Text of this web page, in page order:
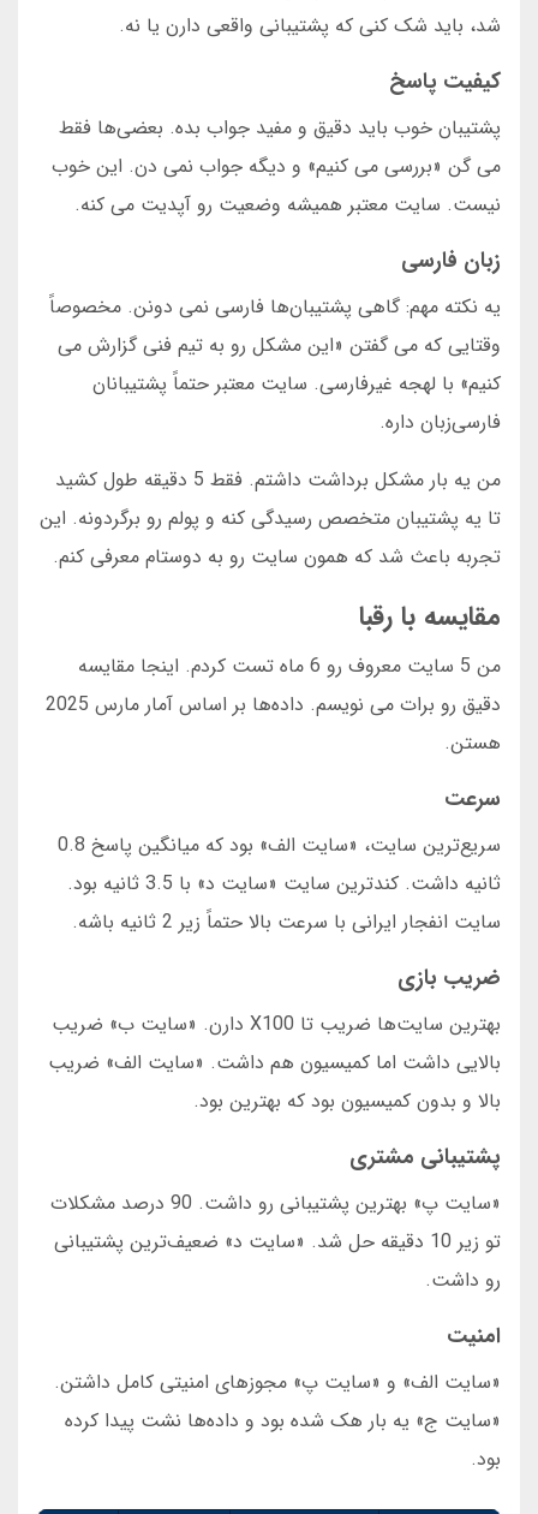
شد، باید شک کنی که پشتیبانی واقعی دارن یا نه.
کیفیت پاسخ
پشتیبان خوب باید دقیق و مفید جواب بده. بعضی‌ها فقط
می گن «بررسی می کنیم» و دیگه جواب نمی دن. این خوب
نیست. سایت معتبر همیشه وضعیت رو آپدیت می کنه.
زبان فارسی
یه نکته مهم: گاهی پشتیبان‌ها فارسی نمی دونن. مخصوصاً
وقتایی که می گفتن «این مشکل رو به تیم فنی گزارش می
کنیم» با لهجه غیرفارسی. سایت معتبر حتماً پشتیبانان
فارسی‌زبان داره.
من یه بار مشکل برداشت داشتم. فقط 5 دقیقه طول کشید
تا یه پشتیبان متخصص رسیدگی کنه و پولم رو برگردونه. این
تجربه باعث شد که همون سایت رو به دوستام معرفی کنم.
مقایسه با رقبا
من 5 سایت معروف رو 6 ماه تست کردم. اینجا مقایسه
دقیق رو برات می نویسم. داده‌ها بر اساس آمار مارس 2025
هستن.
سرعت
سریع‌ترین سایت، «سایت الف» بود که میانگین پاسخ 0.8
ثانیه داشت. کندترین سایت «سایت د» با 3.5 ثانیه بود.
سایت انفجار ایرانی با سرعت بالا حتماً زیر 2 ثانیه باشه.
ضریب بازی
بهترین سایت‌ها ضریب تا X100 دارن. «سایت ب» ضریب
بالایی داشت اما کمیسیون هم داشت. «سایت الف» ضریب
بالا و بدون کمیسیون بود که بهترین بود.
پشتیبانی مشتری
«سایت پ» بهترین پشتیبانی رو داشت. 90 درصد مشکلات
تو زیر 10 دقیقه حل شد. «سایت د» ضعیف‌ترین پشتیبانی
رو داشت.
امنیت
«سایت الف» و «سایت پ» مجوزهای امنیتی کامل داشتن.
«سایت ج» یه بار هک شده بود و داده‌ها نشت پیدا کرده
بود.